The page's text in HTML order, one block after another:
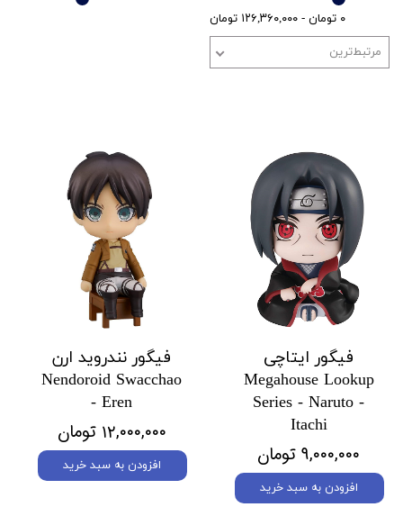
۰ تومان - ۱۲۶,۳۶۰,۰۰۰ تومان
مرتبط‌ترین
فیگور ایتاچی
Megahouse Lookup
Series - Naruto -
Itachi
۹,۰۰۰,۰۰۰ تومان
افزودن به سبد خرید
فیگور نندروید ارن
Nendoroid Swacchao
- Eren
۱۲,۰۰۰,۰۰۰ تومان
افزودن به سبد خرید